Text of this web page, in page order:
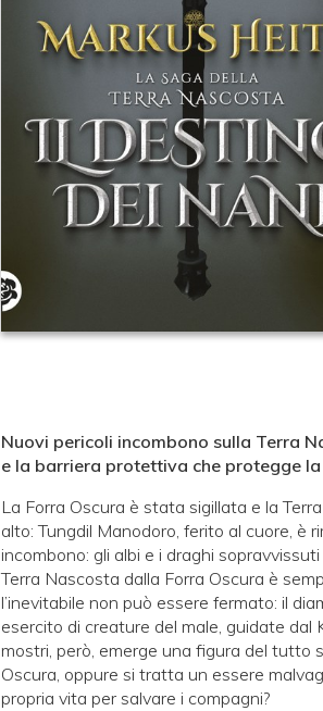
Nuovi pericoli incombono sulla Terra
e la barriera protettiva che protegge
La Forra Oscura è stata sigillata e la
alto: Tungdil Manodoro, ferito al cuore, è
incombono: gli albi e i draghi
Terra Nascosta dalla Forra Oscura è
l’inevitabile non può essere fermato: il
esercito di creature del male, guidate dal
mostri, però, emerge una figura del tutto
Oscura, oppure si tratta un essere
propria vita per salvare i compagni?